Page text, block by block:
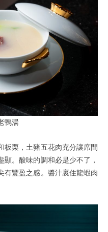
鴨湯
板栗，土豬五花肉充分讓席間
。酸味的調和必是少不了，
有豐盈之感。醬汁裹住龍蝦肉